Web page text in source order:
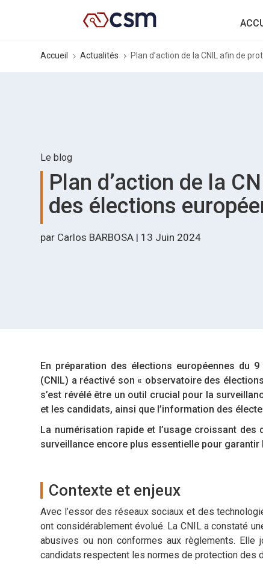
Accueil 5 Actualités 5 Plan d’action de la CNIL afin de
Le blog
Plan d’action de la
des élections
par Carlos BARBOSA | 13 Juin 2024
En préparation des élections européennes du
(CNIL) a réactivé son « observatoire des
s’est révélé être un outil crucial pour la
et les candidats, ainsi que l’information des
La numérisation rapide et l’usage croissant
surveillance encore plus essentielle pour
Contexte et enjeux
Avec l’essor des réseaux sociaux et des
ont considérablement évolué. La CNIL a constaté
abusives ou non conformes aux règlements.
candidats respectent les normes de protection des